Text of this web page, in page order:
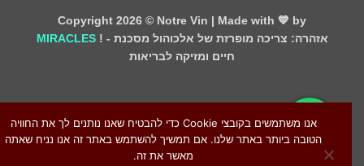
Copyright 2026 ©Notre Vin| Made with 💙 by
MIRACLES! - אזהרה: צריכה מופרזת של אלכוהול מסכנת
חיים ומזיקה לבריאות
אנו משתמשים בקובצי Cookie כדי להבטיח שאנו נותנים לך את החוויה
הטובה ביותר באתר שלנו. אם תמשיך להשתמש באתר זה אנו נניח שאתה
מאשר את זה.